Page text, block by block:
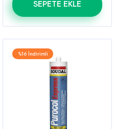
SEPETE EKLE
%16 İndirimli